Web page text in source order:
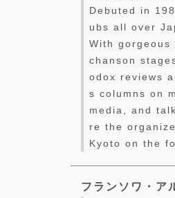
Debuted in
ubs all over
With gorgeous
chanson
odox reviews
s columns on
media, and
re the
Kyoto on the
フランソワ・